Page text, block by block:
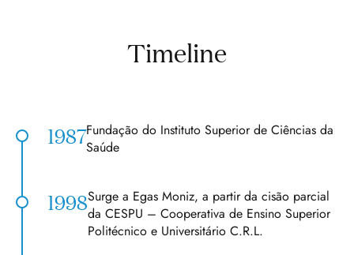
Timeline
Fundação do Instituto Superior de Ciências da
Saúde
1987
Surge a Egas Moniz, a partir da cisão parcial
da CESPU – Cooperativa de Ensino Superior
Politécnico e Universitário C.R.L.
1998